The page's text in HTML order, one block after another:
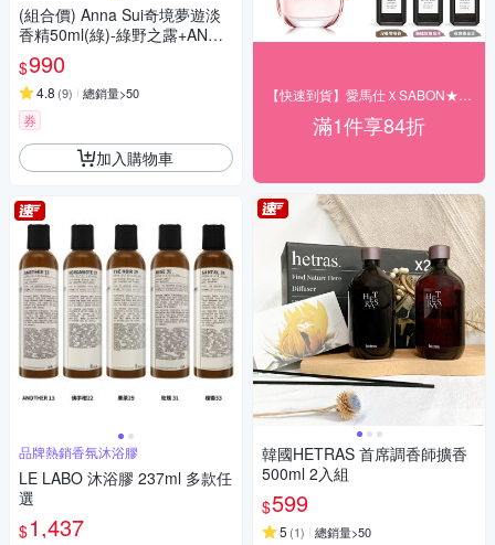
(組合價) Anna Sui奇境夢遊淡
香精50ml(綠)-綠野之露+ANNA
SUI小帆布包(米白色)
$990
4.8 (9) 總銷量>50
券
加入購物車
品牌熱銷香氛沐浴膠
LE LABO 沐浴膠 237ml 多款任
選
$1,437
滿1件享84折
韓國HETRAS 首席調香師擴香
500ml 2入組
$599
5 (1) 總銷量>50